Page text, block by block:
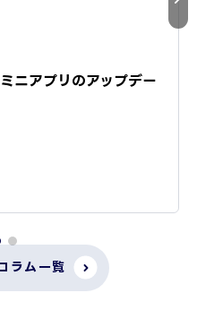
ニアプリのアップデー
ラム一覧